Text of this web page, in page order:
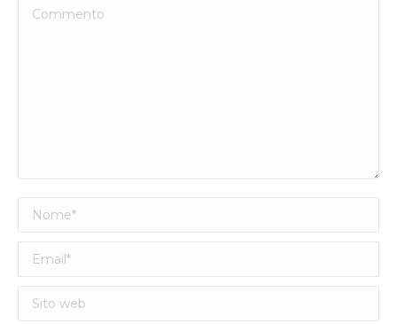
Commento
Nome *
Email *
Sito web